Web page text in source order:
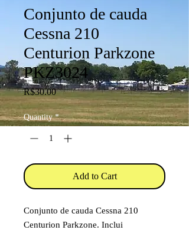
Conjunto de cauda
Cessna 210
Centurion Parkzone
PKZ3024
R$30.00Price
Quantity *
Add to Cart
Conjunto de cauda Cessna 210
Centurion Parkzone. Inclui